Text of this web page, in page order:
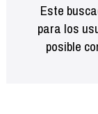
Este
para los
posible